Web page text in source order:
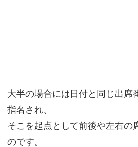
大半の場合には日付と同じ出席
指名され、
そこを起点として前後や左右の
のです。